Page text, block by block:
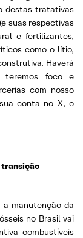
destas tratativas
suas respectivas
e fertilizantes,
como o lítio,
Haverá
teremos foco e
com nosso
conta no X, o
transição
manutenção da
no Brasil vai
combustíveis